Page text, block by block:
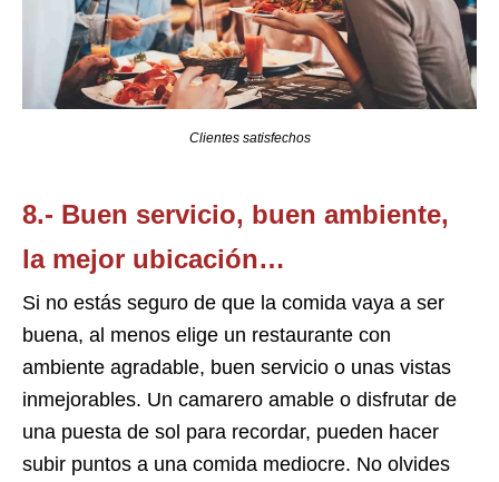
Clientes satisfechos
8.- Buen servicio, buen ambiente,
la mejor ubicación…
Si no estás seguro de que la comida vaya a ser
buena, al menos elige un restaurante con
ambiente agradable, buen servicio o unas vistas
inmejorables. Un camarero amable o disfrutar de
una puesta de sol para recordar, pueden hacer
subir puntos a una comida mediocre. No olvides